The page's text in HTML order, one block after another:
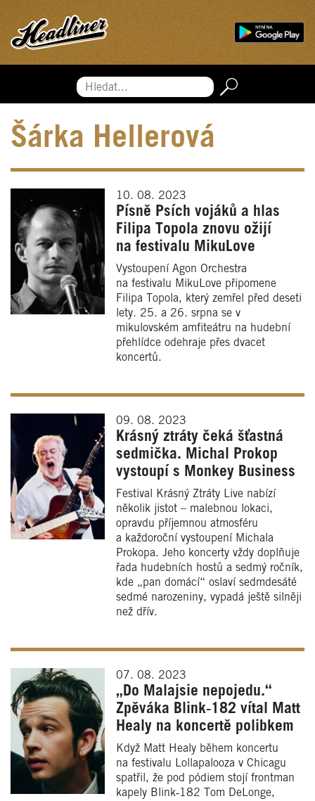
Hledat...
Šárka Hellerová
10. 08. 2023
Písně Psích vojáků a hlas
Filipa Topola znovu ožijí
na festivalu MikuLove
Vystoupení Agon Orchestra
na festivalu MikuLove připomene
Filipa Topola, který zemřel před deseti
lety. 25. a 26. srpna se v
mikulovském amfiteátru na hudební
přehlídce odehraje přes dvacet
koncertů.
09. 08. 2023
Krásný ztráty čeká šťastná
sedmička. Michal Prokop
vystoupí s Monkey Business
Festival Krásný Ztráty Live nabízí
několik jistot – malebnou lokaci,
opravdu příjemnou atmosféru
a každoroční vystoupení Michala
Prokopa. Jeho koncerty vždy doplňuje
řada hudebních hostů a sedmý ročník,
kde „pan domácí“ oslaví sedmdesáté
sedmé narozeniny, vypadá ještě silněji
než dřív.
07. 08. 2023
„Do Malajsie nepojedu.“
Zpěváka Blink‑182 vítal Matt
Healy na koncertě polibkem
Když Matt Healy během koncertu
na festivalu Lollapalooza v Chicagu
spatřil, že pod pódiem stojí frontman
kapely Blink‑182 Tom DeLonge,